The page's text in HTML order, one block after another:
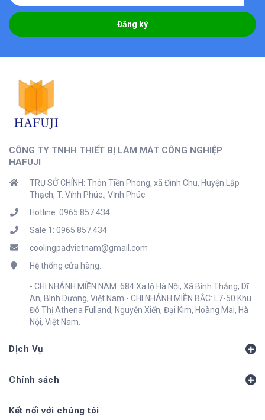
Đăng ký
CÔNG TY TNHH THIẾT BỊ LÀM MÁT CÔNG NGHIỆP
HAFUJI
TRỤ SỞ CHÍNH: Thôn Tiền Phong, xã Đình Chu, Huyện Lập
Thạch, T. Vĩnh Phúc., Vĩnh Phúc
Hotline: 0965.857.434
Sale 1: 0965.857.434
coolingpadvietnam@gmail.com
Hệ thống cửa hàng:
- CHI NHÁNH MIỀN NAM: 684 Xa lộ Hà Nội, Xã Bình Thắng, Dĩ
An, Bình Dương, Việt Nam - CHI NHÁNH MIỀN BẮC: L7-50 Khu
Đô Thị Athena Fulland, Nguyễn Xiển, Đại Kim, Hoàng Mai, Hà
Nội, Việt Nam.
Dịch Vụ
Chính sách
Kết nối với chúng tôi